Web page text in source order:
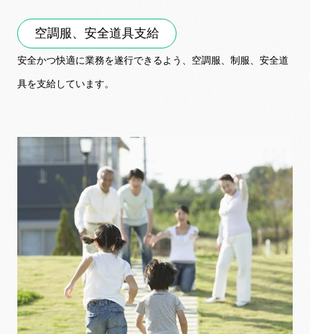
空調服、安全道具支給
安全かつ快適に業務を遂行できるよう、空調服、制服、安全道
具を支給しています。